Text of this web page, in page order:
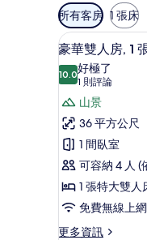
可
用
的
客
房
篩
選
條
件
所有客房 1 張床
顯
示
豪
華
雙
人
房,
1
張
特
12
豪華雙人房, 1
10.010.0 分，滿分 10
好極了
1 則評論
(1
則
評
論)
山景
36 平方公尺
1 間臥室
可容納 4 人 (
1 張特大雙人
免費無線上網
更多資訊
更